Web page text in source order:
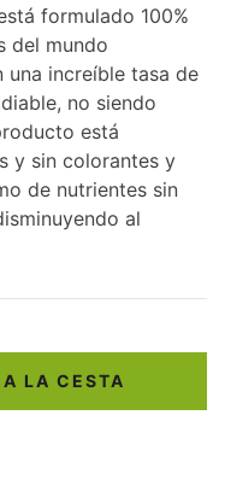
formulado 100%
del mundo
una increíble tasa de
no siendo
está
y sin colorantes y
de nutrientes sin
al
LA CESTA